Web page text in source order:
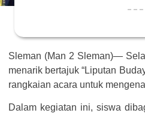
Sleman (Man 2 Sleman)—
menarik bertajuk “Liputan
rangkaian acara untuk
Dalam kegiatan ini, siswa